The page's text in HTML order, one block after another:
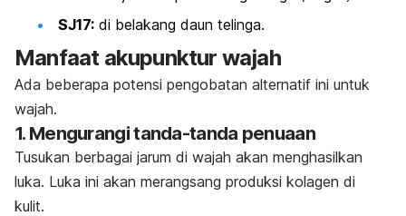
SJ17: di belakang daun telinga.
Manfaat akupunktur wajah
Ada beberapa potensi pengobatan alternatif ini untuk
wajah.
1. Mengurangi tanda-tanda penuaan
Tusukan berbagai jarum di wajah akan menghasilkan
luka. Luka ini akan merangsang produksi kolagen di
kulit.